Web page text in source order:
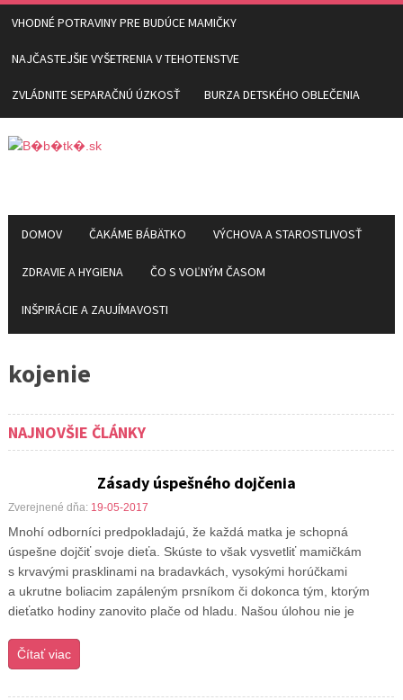
VHODNÉ POTRAVINY PRE BUDÚCE MAMIČKY
NAJČASTEJŠIE VYŠETRENIA V TEHOTENSTVE
ZVLÁDNITE SEPARAČNÚ ÚZKOSŤ BURZA DETSKÉHO OBLEČENIA
DOMOV ČAKÁME BÁBÄTKO VÝCHOVA A STAROSTLIVOSŤ
ZDRAVIE A HYGIENA ČO S VOĽNÝM ČASOM
INŠPIRÁCIE A ZAUJÍMAVOSTI
kojenie
NAJNOVŠIE ČLÁNKY
Zásady úspešného dojčenia
Zverejnené dňa: 19-05-2017
Mnohí odborníci predpokladajú, že každá matka je schopná
úspešne dojčiť svoje dieťa. Skúste to však vysvetliť mamičkám
s krvavými prasklinami na bradavkách, vysokými horúčkami
a ukrutne boliacim zapáleným prsníkom či dokonca tým, ktorým
dieťatko hodiny zanovito plače od hladu. Našou úlohou nie je
Čítať viac